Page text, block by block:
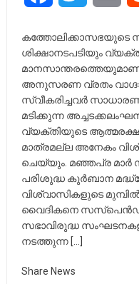
കത്തോലിക്കാസഭയുടെ
ശിക്ഷാനടപടിയും
അനുസരണ വ്രതം
സ്വീകരിച്ചവർ
മടിക്കുന്ന
വ്യക്തിയുടെ
മാത്രമല്ല അനേകം
ചെയ്യും. മഞ്ഞപ്ര മാർ
പരിശുദ്ധ കുർബാന
വിശ്വാസികളുടെ മുമ്പിൽ
വൈദികനെ സസ്പെൻഡു
സഭാവിരുദ്ധ
നടത്തുന്ന […]
Share News